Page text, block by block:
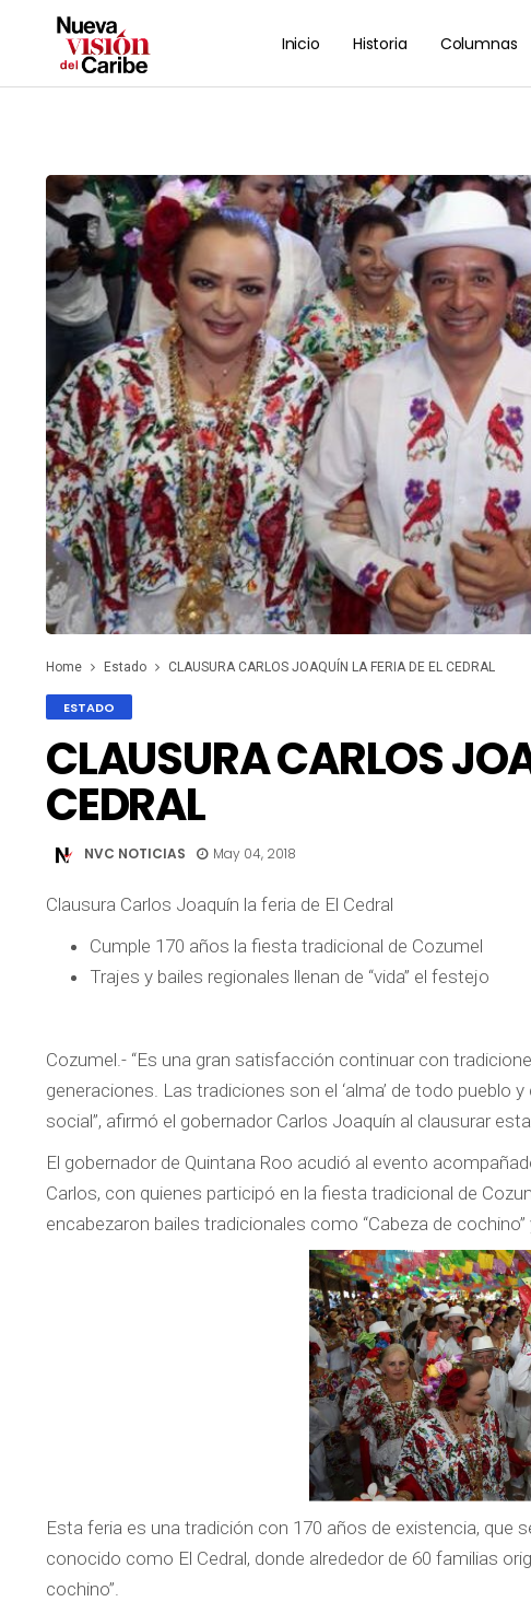
Inicio Historia Columnas
Home Estado CLAUSURA CARLOS JOAQUÍN LA FERIA DE EL CEDRAL
ESTADO
CLAUSURA CARLOS
CEDRAL
NVC NOTICIAS May 04, 2018
Clausura Carlos Joaquín la feria de El Cedral
Cumple 170 años la fiesta tradicional de Cozumel
Trajes y bailes regionales llenan de “vida” el festejo
Cozumel.- “Es una gran satisfacción continuar con
generaciones. Las tradiciones son el ‘alma’ de todo pueblo
social”, afirmó el gobernador Carlos Joaquín al clausurar
El gobernador de Quintana Roo acudió al evento
Carlos, con quienes participó en la fiesta tradicional de
encabezaron bailes tradicionales como “Cabeza de cochino”
Esta feria es una tradición con 170 años de existencia, que
conocido como El Cedral, donde alrededor de 60 familias
cochino”.